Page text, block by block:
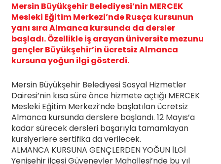
Mersin Büyükşehir Belediyesi’nin MERCEK
Mesleki Eğitim Merkezi’nde Rusça kursunun
yanı sıra Almanca kursunda da dersler
başladı. Özellikle iş arayan üniversite mezunu
gençler Büyükşehir’in ücretsiz Almanca
kursuna yoğun ilgi gösterdi.
Mersin Büyükşehir Belediyesi Sosyal Hizmetler
Dairesi’nin kısa süre önce hizmete açtığı MERCEK
Mesleki Eğitim Merkezi’nde başlatılan ücretsiz
Almanca kursunda derslere başlandı. 12 Mayıs’a
kadar sürecek dersleri başarıyla tamamlayan
kursiyerlere sertifika da verilecek.
ALMANCA KURSUNA GENÇLERDEN YOĞUN İLGİ
Yenişehir ilçesi Güvenevler Mahallesi’nde bu yıl